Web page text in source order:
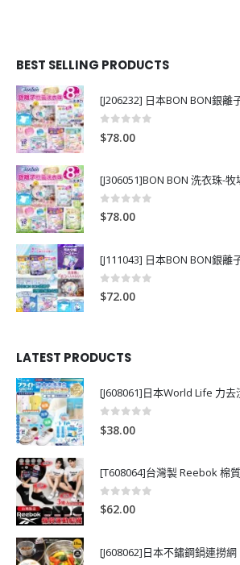
BEST SELLING PRODUCTS
0
$78.00
[J306051]BON BON 洗衣珠-
0out of 5
$78.00
0out of 5
$72.00
LATEST PRODUCTS
[J608061]日本World Life 力
0
$38.00
[T608064]台灣製 Reebok 棉
0 out of 5
$62.00
[J608062]日本不鏽鋼鍋連撈網